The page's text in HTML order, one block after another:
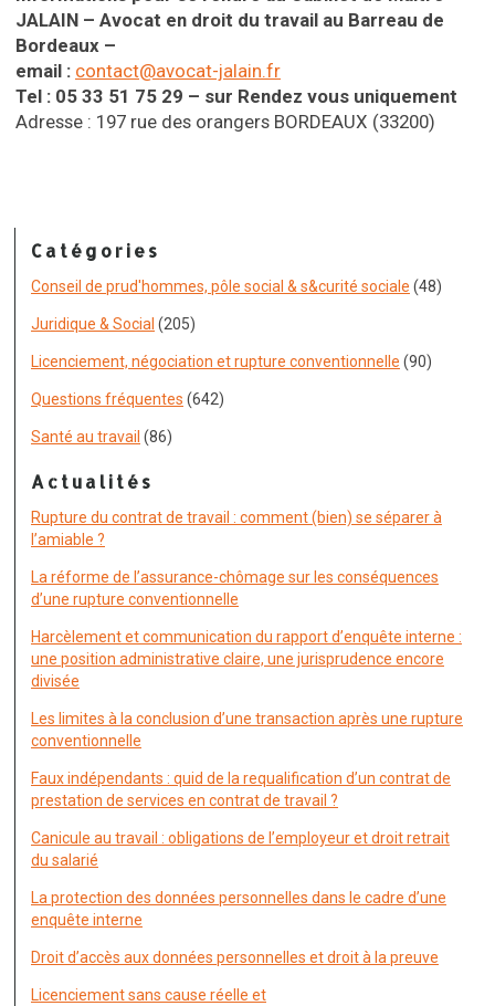
JALAIN – Avocat en droit du travail au Barreau de
Bordeaux –
email : contact@avocat-jalain.fr
Tel : 05 33 51 75 29 – sur Rendez vous uniquement
Adresse : 197 rue des orangers BORDEAUX (33200)
Catégories
Conseil de prud'hommes, pôle social & s&curité sociale (48)
Juridique & Social (205)
Licenciement, négociation et rupture conventionnelle (90)
Questions fréquentes (642)
Santé au travail (86)
Actualités
Rupture du contrat de travail : comment (bien) se séparer à
l’amiable ?
La réforme de l’assurance-chômage sur les conséquences
d’une rupture conventionnelle
Harcèlement et communication du rapport d’enquête interne :
une position administrative claire, une jurisprudence encore
divisée
Les limites à la conclusion d’une transaction après une rupture
conventionnelle
Faux indépendants : quid de la requalification d’un contrat de
prestation de services en contrat de travail ?
Canicule au travail : obligations de l’employeur et droit retrait
du salarié
La protection des données personnelles dans le cadre d’une
enquête interne
Droit d’accès aux données personnelles et droit à la preuve
Licenciement sans cause réelle et